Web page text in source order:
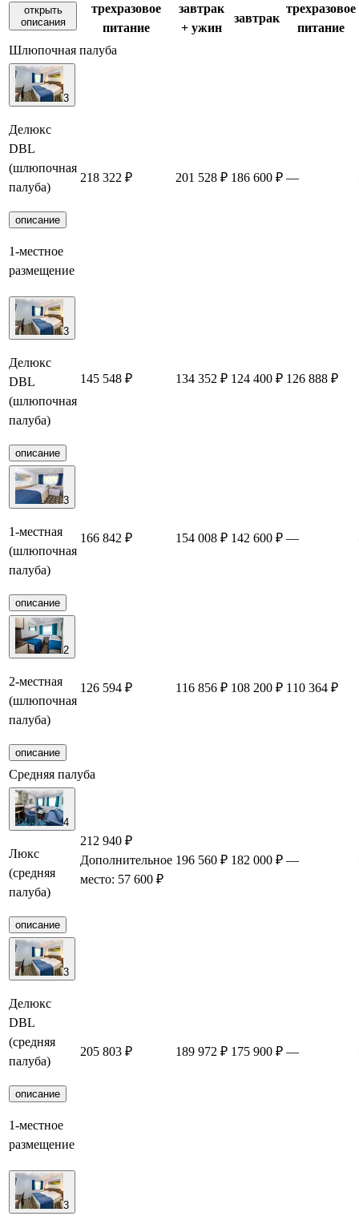
открыть
описания
трехразовое
питание
завтрак
+ ужин
завтрак
трехразовое
питание
Шлюпочная палуба
3
Делюкс
DBL
(шлюпочная
палуба)
описание
1-местное
размещение
218 322 ₽ 201 528 ₽ 186 600 ₽ —
3
Делюкс
DBL
(шлюпочная
палуба)
описание
145 548 ₽ 134 352 ₽ 124 400 ₽ 126 888 ₽
3
1-местная
(шлюпочная
палуба)
описание
166 842 ₽ 154 008 ₽ 142 600 ₽ —
2
2-местная
(шлюпочная
палуба)
описание
126 594 ₽ 116 856 ₽ 108 200 ₽ 110 364 ₽
Средняя палуба
4
Люкс
(средняя
палуба)
описание
212 940 ₽
Дополнительное
место: 57 600 ₽
196 560 ₽ 182 000 ₽ —
3
Делюкс
DBL
(средняя
палуба)
описание
1-местное
размещение
205 803 ₽ 189 972 ₽ 175 900 ₽ —
3